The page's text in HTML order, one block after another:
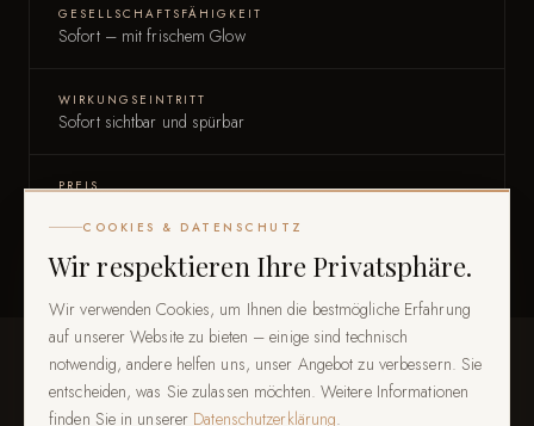
GESELLSCHAFTSFÄHIGKEIT
Sofort – mit frischem Glow
WIRKUNGSEINTRITT
Sofort sichtbar und spürbar
PREIS
PFLEGE
COOKIES & DATENSCHUTZ
Wir respektieren Ihre Privatsphäre.
Wir verwenden Cookies, um Ihnen die bestmögliche Erfahrung
auf unserer Website zu bieten – einige sind technisch
notwendig, andere helfen uns, unser Angebot zu verbessern. Sie
entscheiden, was Sie zulassen möchten. Weitere Informationen
finden Sie in unserer Datenschutzerklärung.